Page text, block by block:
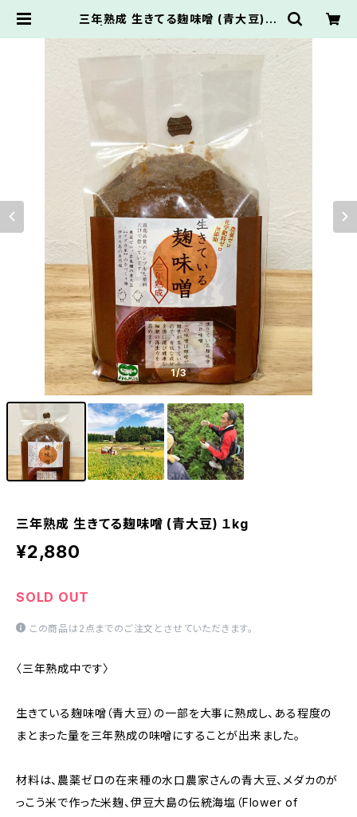
三年熟成 生きてる麹味噌 (青大豆) １
オンラインショップ
1/3
三年熟成 生きてる麹味噌 (青大豆) １kg
¥2,880
SOLD OUT
この商品は2点までのご注文とさせていただきます。
〈三年熟成中です〉
生きている麹味噌（青大豆）の一部を大事に熟成し、ある程度の
まとまった量を三年熟成の味噌にすることが出来ました。
材料は、農薬ゼロの在来種の水口農家さんの青大豆、メダカのが
っこう米で作った米麹、伊豆大島の伝統海塩（Flower of